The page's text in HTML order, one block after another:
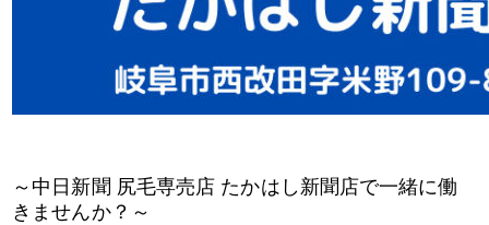
～中日新聞 尻毛専売店 たかはし新聞店で一緒に働
きませんか？～